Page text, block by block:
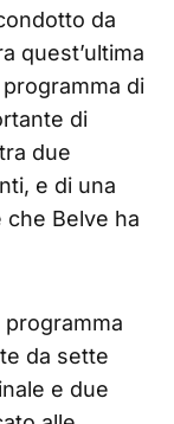
da
quest’ultima
di
di
due
e di una
che Belve ha
da sette
e due